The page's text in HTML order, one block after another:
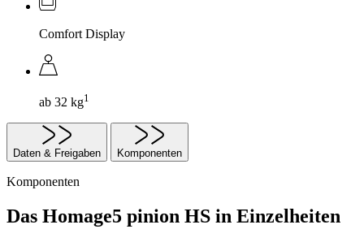
Comfort Display
ab 32 kg1
Daten & Freigaben Komponenten
Komponenten
Das Homage5 pinion HS in Einzelheiten